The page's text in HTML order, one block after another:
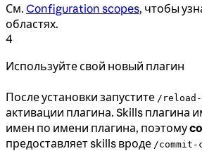
См. Configuration scopes, чтобы
областях.
4
Используйте свой новый плагин
После установки запустите /
активации плагина. Skills плагина
имен по имени плагина, поэтому
предоставляет skills вроде /commit-